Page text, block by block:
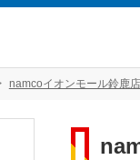
namcoイオンモール鈴鹿店